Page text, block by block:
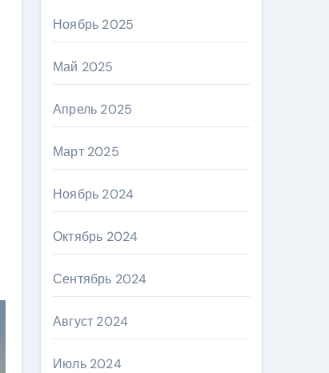
Ноябрь 2025
Май 2025
Апрель 2025
Март 2025
Ноябрь 2024
Октябрь 2024
Сентябрь 2024
Август 2024
Июль 2024